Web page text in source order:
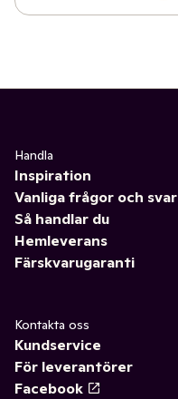
Handla
Inspiration
Vanliga frågor och svar
Så handlar du
Hemleverans
Färskvarugaranti
Kontakta oss
Kundservice
För leverantörer
Facebook